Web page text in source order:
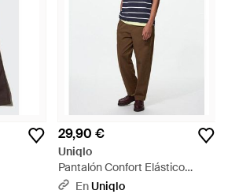
29,90 €
Uniqlo
Pantalón Confort Elástico
Tobillero - Azul
EnUniqlo